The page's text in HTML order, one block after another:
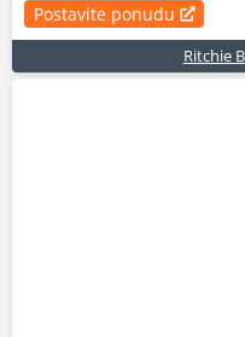
Postavite ponudu
Ritchie